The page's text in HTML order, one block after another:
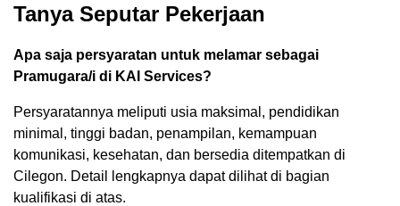
Tanya Seputar Pekerjaan
Apa saja persyaratan untuk melamar sebagai
Pramugara/i di KAI Services?
Persyaratannya meliputi usia maksimal, pendidikan
minimal, tinggi badan, penampilan, kemampuan
komunikasi, kesehatan, dan bersedia ditempatkan di
Cilegon. Detail lengkapnya dapat dilihat di bagian
kualifikasi di atas.